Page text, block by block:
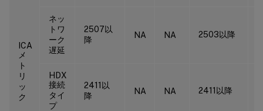
ICA
メ
ト
リ
ッ
ク
ネッ
トワ
ーク
遅延
2507以
降
NA NA 2503以降
HDX
接続
タイ
プ
2411以
降
NA NA 2411以降